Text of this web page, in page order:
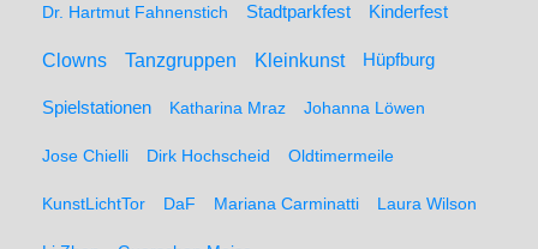
Dr. Hartmut Fahnenstich Stadtparkfest Kinderfest
Clowns Tanzgruppen Kleinkunst Hüpfburg
Spielstationen Katharina Mraz Johanna Löwen
Jose Chielli Dirk Hochscheid Oldtimermeile
KunstLichtTor DaF Mariana Carminatti Laura Wilson